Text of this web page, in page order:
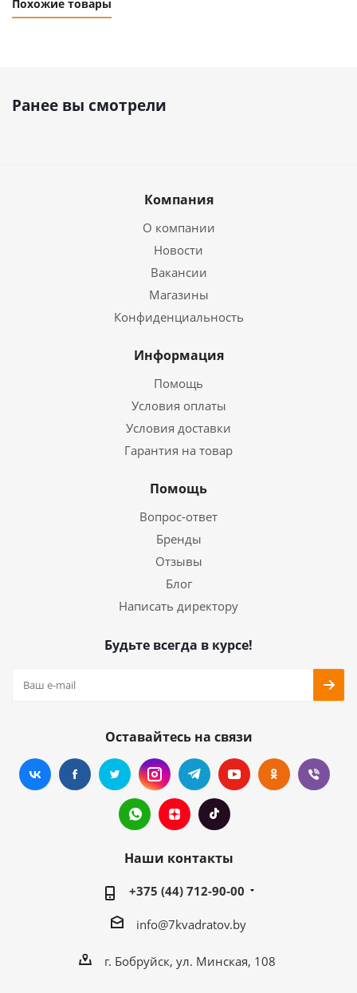
Похожие товары
Ранее вы смотрели
Компания
О компании
Новости
Вакансии
Магазины
Конфиденциальность
Информация
Помощь
Условия оплаты
Условия доставки
Гарантия на товар
Помощь
Вопрос-ответ
Бренды
Отзывы
Блог
Написать директору
Будьте всегда в курсе!
Оставайтесь на связи
Наши контакты
+375 (44) 712-90-00
info@7kvadratov.by
г. Бобруйск, ул. Минская, 108